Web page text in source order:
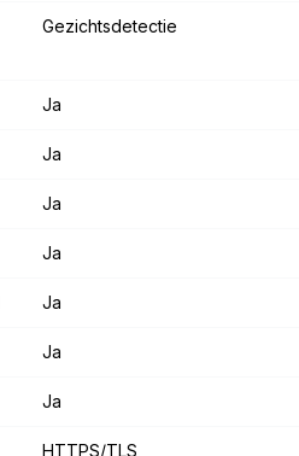
Gezichtsdetectie
Ja
Ja
Ja
Ja
Ja
Ja
Ja
HTTPS/TLS